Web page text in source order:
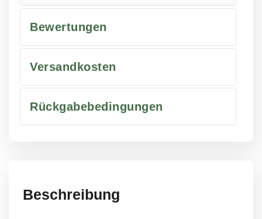
Bewertungen
Versandkosten
Rückgabebedingungen
Beschreibung